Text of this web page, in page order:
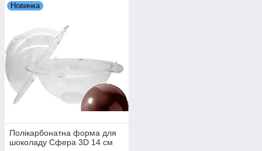
Новинка
Полікарбонатна форма для
шоколаду Сфера 3D 14 см